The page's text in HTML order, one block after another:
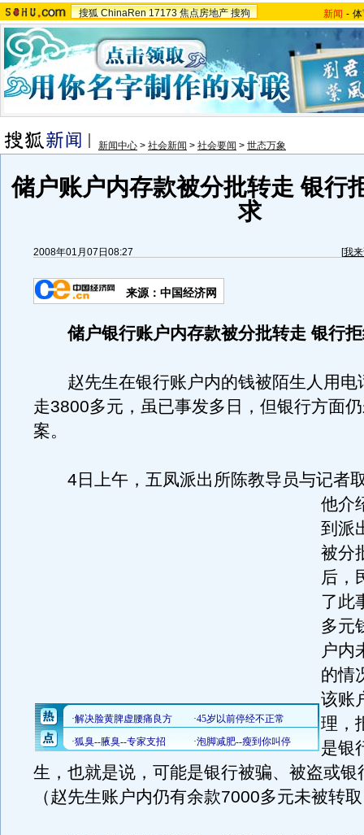
搜狐 ChinaRen 17173 焦点房地产 搜狗 新闻 -
新闻中心 > 社会新闻 > 社会要闻 > 世态万象
储户账户内存款被分批转走 银行
求
2008年01月07日08:27 [我
来源：中国经济网
储户银行账户内存款被分批转走 银行
赵先生在银行账户内的钱被陌生人用电
走3800多元，虽已事发多日，但银行方面
案。
4日上午，五凤派出所陈教导员与记者
他介
到派
被分
后，
了此
多元
户内
的情
该账
理，
是银
生，也就是说，可能是银行被骗、被盗或银
（赵先生账户内仍有余款7000多元未被转